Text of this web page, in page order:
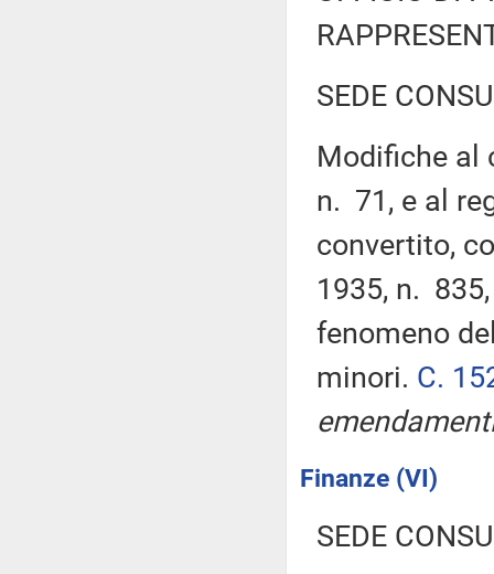
SEDE
Modifiche al
n. 71, e al
convertito,
1935, n.
fenomeno
minori. C.
Finanze (VI)
SEDE